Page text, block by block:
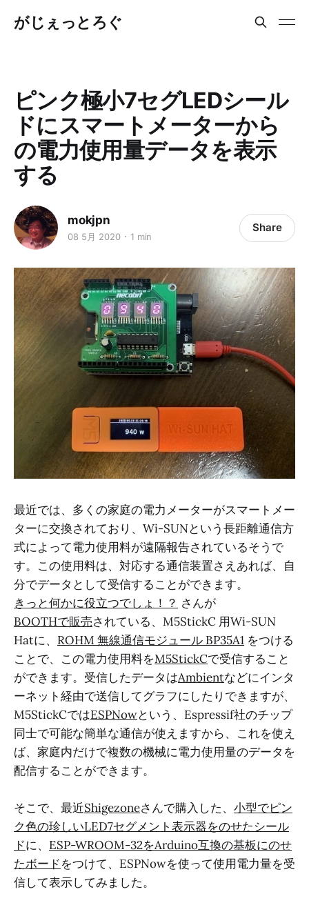
がじぇっとろぐ
ピンク極小7セグLEDシール
ドにスマートメーターから
の電力使用量データを表示
する
mokjpn
08 5月 2020 1 min
Share
最近では、多くの家庭の電力メーターがスマートメー
ターに交換されており、Wi-SUNという長距離通信方
式によって電力使用料が遠隔報告されているそうで
す。この使用料は、対応する通信装置さえあれば、自
分でデータとして受信することができます。
きっと何かに役立つでしょ！？ さんが
BOOTHで販売されている、M5StickC 用Wi-SUN
Hatに、 ROHM 無線通信モジュール BP35A1 をつける
ことで、この電力使用料をM5StickCで受信すること
ができます。受信したデータはAmbientなどにインタ
ーネット経由で送信してグラフにしたりできますが、
M5StickCではESPNowという、Espressif社のチップ
同士で可能な簡単な通信が使えますから、これを使え
ば、家庭内だけで複数の機械に電力使用量のデータを
配信することができます。
そこで、最近Shigezoneさんで購入した、 小型でピン
ク色の珍しいLED7セグメント表示器をのせたシール
ドに、 ESP-WROOM-32をArduino互換の基板にのせ
たボードをつけて、ESPNowを使って使用電力量を受
信して表示してみました。